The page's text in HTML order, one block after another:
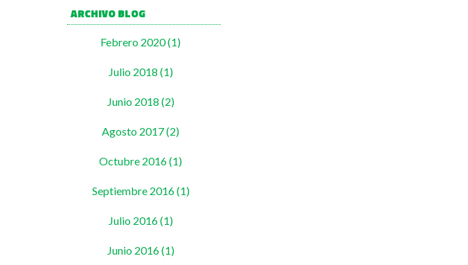
ARCHIVO BLOG
Febrero 2020 (1)
Julio 2018 (1)
Junio 2018 (2)
Agosto 2017 (2)
Octubre 2016 (1)
Septiembre 2016 (1)
Julio 2016 (1)
Junio 2016 (1)